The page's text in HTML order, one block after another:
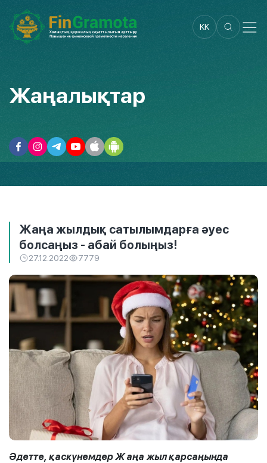
KK
Жаңалықтар
Жаңа жылдық сатылымдарға әуес
болсаңыз - абай болыңыз!
27.12.2022 7779
Әдетте, қаскүнемдерЖ аңа жылқарсаңында